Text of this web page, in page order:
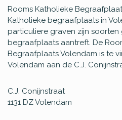
Rooms Katholieke
Katholieke begraafplaats in
particuliere graven zijn
begraafplaats aantreft. De
Begraafplaats Volendam is te
Volendam aan de C.J.
C.J. Conijnstraat
1131 DZVolendam